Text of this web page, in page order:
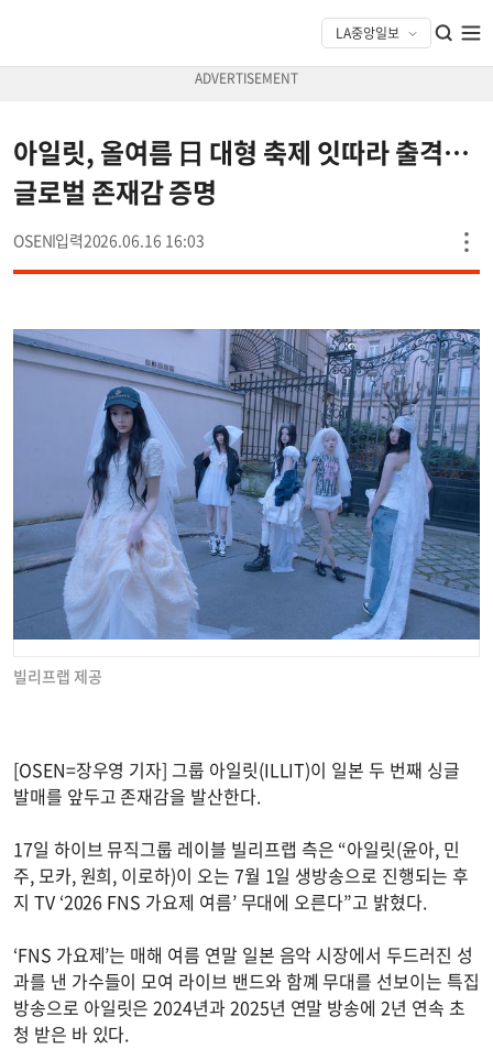
아일릿, 올여름 日 대형 축제 잇따라 출격…
글로벌 존재감 증명
OSEN 2026.06.16 16:03
빌리프랩 제공
[OSEN=장우영 기자] 그룹 아일릿(ILLIT)이 일본 두 번째 싱글
발매를 앞두고 존재감을 발산한다.
17일 하이브 뮤직그룹 레이블 빌리프랩 측은 “아일릿(윤아, 민
주, 모카, 원희, 이로하)이 오는 7월 1일 생방송으로 진행되는 후
지 TV ‘2026 FNS 가요제 여름’ 무대에 오른다”고 밝혔다.
‘FNS 가요제’는 매해 여름 연말 일본 음악 시장에서 두드러진 성
과를 낸 가수들이 모여 라이브 밴드와 함꼐 무대를 선보이는 특집
방송으로 아일릿은 2024년과 2025년 연말 방송에 2년 연속 초
청 받은 바 있다.